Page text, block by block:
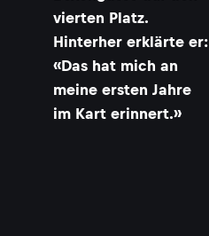
vierten Platz.
Hinterher erklärte er:
«Das hat mich an
meine ersten Jahre
im Kart erinnert.»